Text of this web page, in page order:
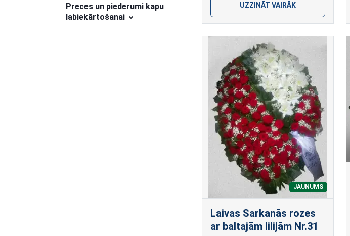
Preces un piederumi kapu
labiekārtošanai
UZZINĀT VAIRĀK
JAUNUMS
Laivas Sarkanās rozes
ar baltajām lilijām Nr.31